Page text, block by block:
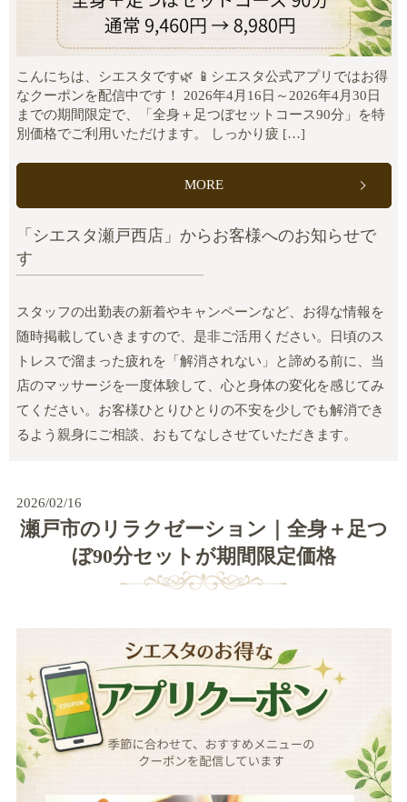
こんにちは、シエスタです🌿 📱シエスタ公式アプリではお得
なクーポンを配信中です！ 2026年4月16日～2026年4月30日
までの期間限定で、「全身＋足つぼセットコース90分」を特
別価格でご利用いただけます。 しっかり疲 […]
MORE
「シエスタ瀬戸西店」からお客様へのお知らせで
す
スタッフの出勤表の新着やキャンペーンなど、お得な情報を
随時掲載していきますので、是非ご活用ください。日頃のス
トレスで溜まった疲れを「解消されない」と諦める前に、当
店のマッサージを一度体験して、心と身体の変化を感じてみ
てください。お客様ひとりひとりの不安を少しでも解消でき
るよう親身にご相談、おもてなしさせていただきます。
2026/02/16
瀬戸市のリラクゼーション｜全身＋足つ
ぼ90分セットが期間限定価格